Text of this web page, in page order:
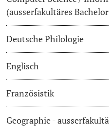
Mobilität
Campus Stories
Hörerinnen/Hörer
Student Life
(ausserfakultäres
Deutsche Philologie
Englisch
Französistik
Geographie -